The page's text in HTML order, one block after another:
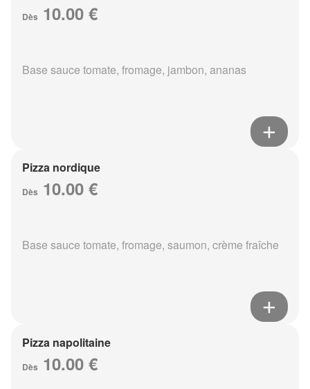
Dès 10.00 €
Base sauce tomate, fromage, jambon, ananas
Pizza nordique
Dès 10.00 €
Base sauce tomate, fromage, saumon, crème fraîche
Pizza napolitaine
Dès 10.00 €